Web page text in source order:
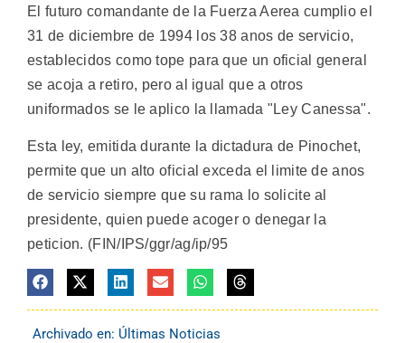
El futuro comandante de la Fuerza Aerea cumplio el
31 de diciembre de 1994 los 38 anos de servicio,
establecidos como tope para que un oficial general
se acoja a retiro, pero al igual que a otros
uniformados se le aplico la llamada "Ley Canessa".
Esta ley, emitida durante la dictadura de Pinochet,
permite que un alto oficial exceda el limite de anos
de servicio siempre que su rama lo solicite al
presidente, quien puede acoger o denegar la
peticion. (FIN/IPS/ggr/ag/ip/95
Archivado en: Últimas Noticias